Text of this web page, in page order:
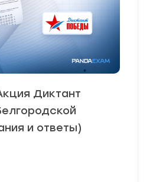
Диктант
и ответы)